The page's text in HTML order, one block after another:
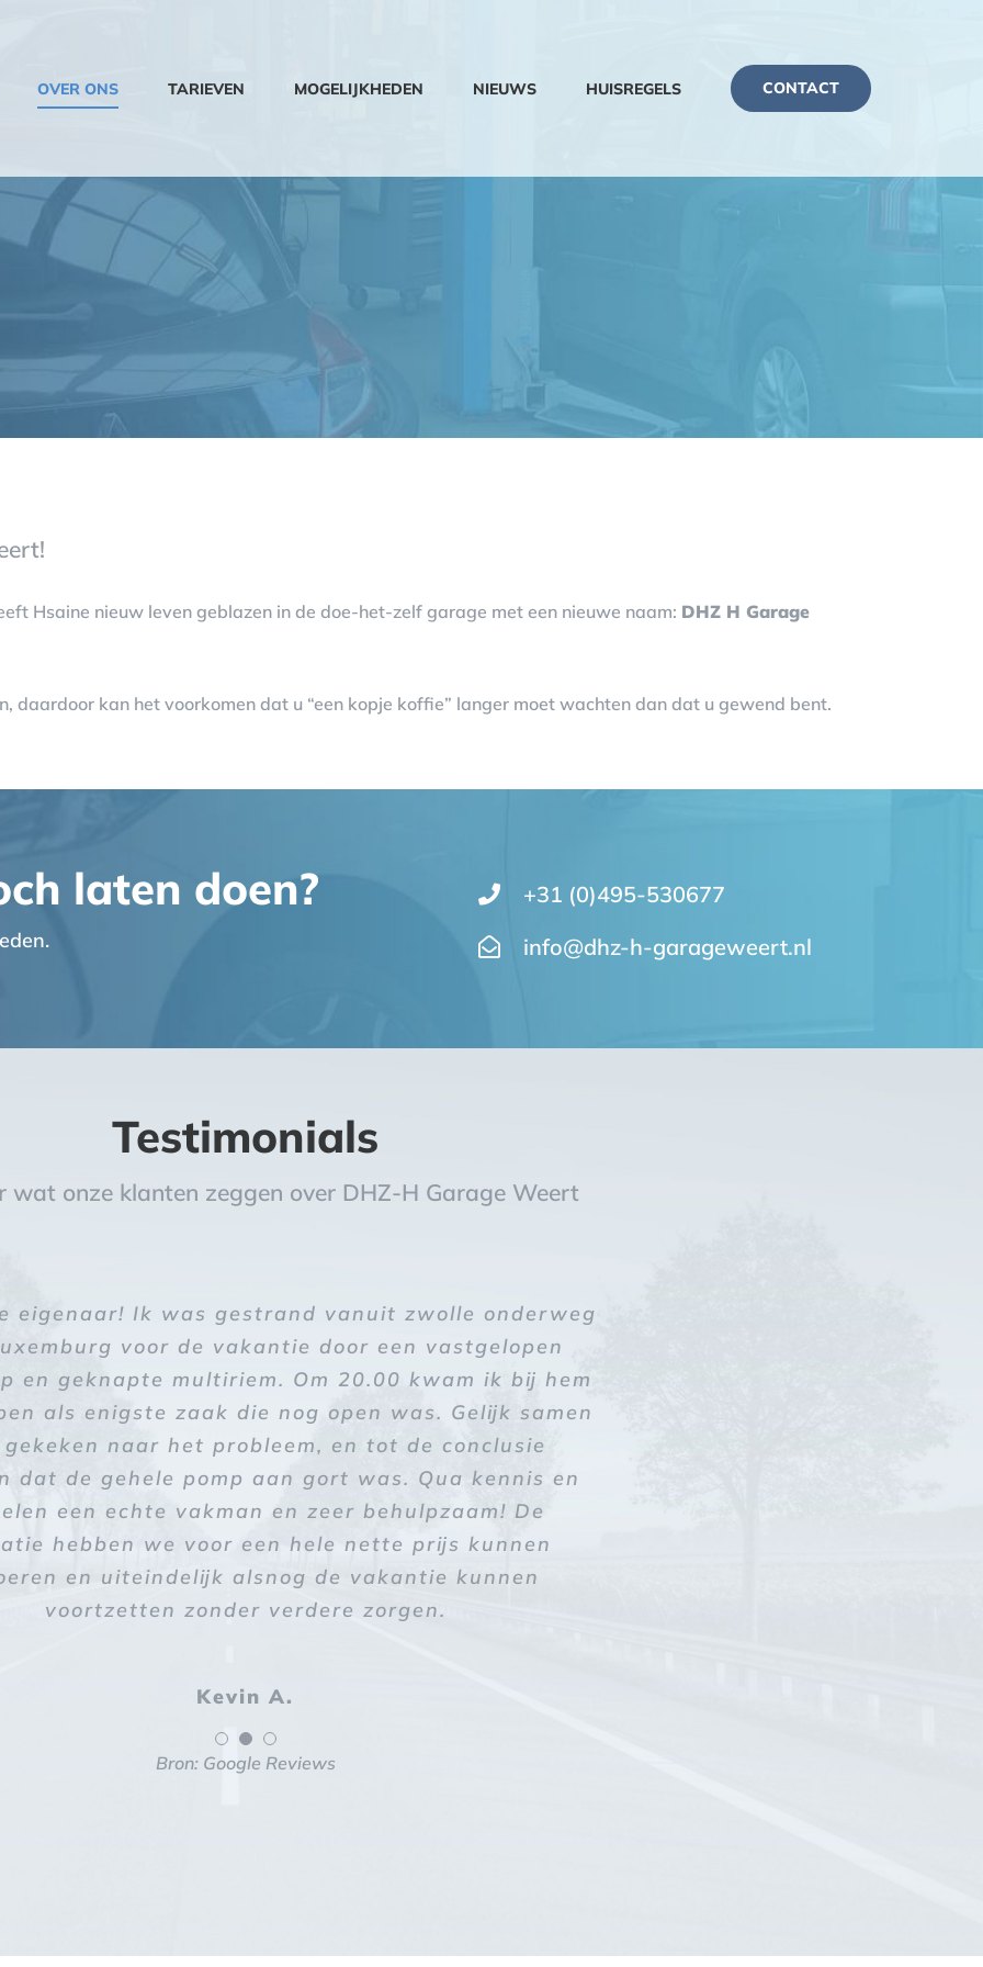
OVER ONS TARIEVEN MOGELIJKHEDEN NIEUWS HUISREGELS CONTACT
Hsaine nieuw leven geblazen in de doe-het-zelf garage met een nieuwe naam: DHZ H Garage
daardoor kan het voorkomen dat u “een kopje koffie” langer moet wachten dan dat u gewend bent.
laten doen?
+31 (0)495-530677
info@dhz-h-garageweert.nl
Testimonials
wat onze klanten zeggen over DHZ-H Garage Weert
geholpen als je t zelf niet kan, en koffie en thee
staat altijd klaar.
Mina de J.
eigenaar! Ik was gestrand vanuit zwolle onderweg
voor de vakantie door een vastgelopen
en geknapte multiriem. Om 20.00 kwam ik bij hem
als enigste zaak die nog open was. Gelijk samen
gekeken naar het probleem, en tot de conclusie
dat de gehele pomp aan gort was. Qua kennis en
een echte vakman en zeer behulpzaam! De
hebben we voor een hele nette prijs kunnen
en uiteindelijk alsnog de vakantie kunnen
voortzetten zonder verdere zorgen.
Kevin A.
een lager naar deze garage gegaan. Vriendelijk
gestaan. Er stonden diverse auto’s op de brug. Je
mogelijkheid zelf te sleutelen, of de mogelijkheid
Ik ervaar een sterke instelling, hulpvaardig
uitleg. Mijn mening…. Hij komt er wel!
Bron: Google Reviews